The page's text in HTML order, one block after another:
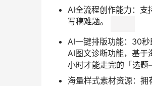
AI全流程创作能力：支
写稿难题。
AI一键排版功能：30
AI图文诊断功能，基于
小时才能走完的「选
海量样式素材资源：